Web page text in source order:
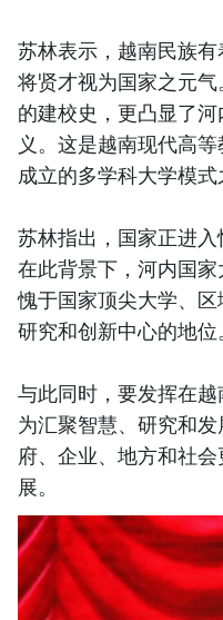
苏林表示，越南民族
将贤才视为国家之元
的建校史，更凸显了
义。这是越南现代高
成立的多学科大学模式
苏林指出，国家正进入
在此背景下，河内国
愧于国家顶尖大学、区
研究和创新中心的地位。
与此同时，要发挥在
为汇聚智慧、研究和
府、企业、地方和社
展。